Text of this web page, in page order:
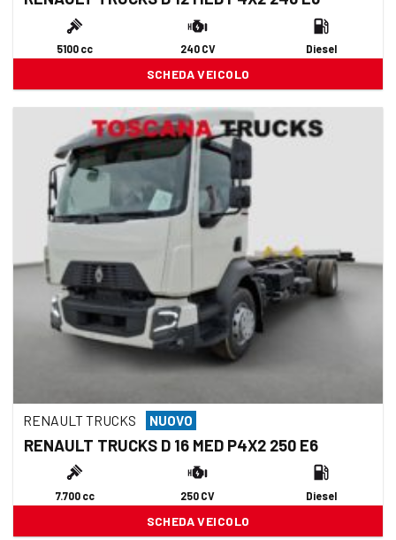
5100 cc 240 CV Diesel
SCHEDA VEICOLO
RENAULT TRUCKS NUOVO
RENAULT TRUCKS D 16 MED P4X2 250 E6
7.700 cc 250 CV Diesel
SCHEDA VEICOLO